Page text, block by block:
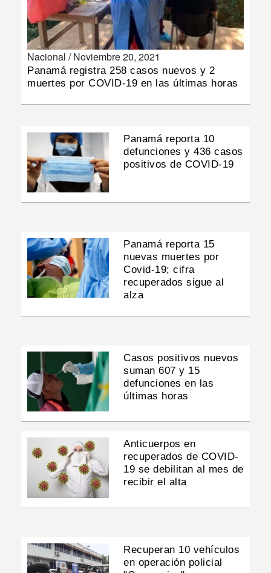
Nacional /Noviembre 20, 2021
Panamá registra 258 casos nuevos y 2
muertes por COVID-19 en las últimas horas
Panamá reporta 10
defunciones y 436 casos
positivos de COVID-19
Panamá reporta 15
nuevas muertes por
Covid-19; cifra
recuperados sigue al
alza
Casos positivos nuevos
suman 607 y 15
defunciones en las
últimas horas
Anticuerpos en
recuperados de COVID-
19 se debilitan al mes de
recibir el alta
Recuperan 10 vehículos
en operación policial